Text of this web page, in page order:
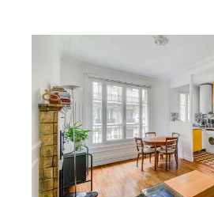
PARIS 75020
, 3 pièces
Ref : 11578
Appartement F3 à
430 000 €
3P PARQUET MOULURES